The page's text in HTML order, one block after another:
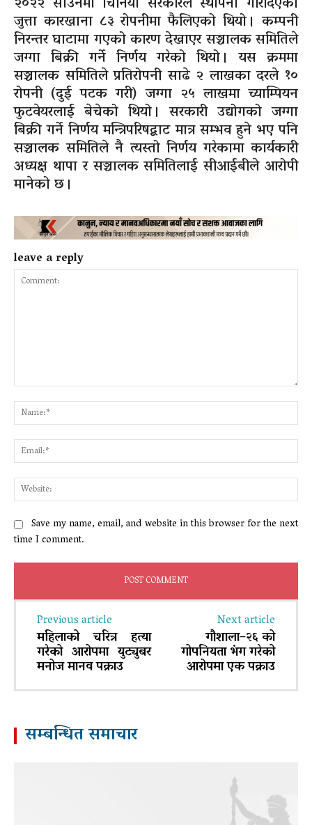
जुत्ता कारखाना ८३ रोपनीमा फैलिएको थियो । कम्पनी
निरन्तर घाटामा गएको कारण देखाएर सञ्चालक समितिले
जग्गा बिक्री गर्ने निर्णय गरेको थियो । यस क्रममा
सञ्चालक समितिले प्रतिरोपनी साढे २ लाखका दरले १०
रोपनी (दुई पटक गरी) जग्गा २५ लाखमा च्याम्पियन
फुटवेयरलाई बेचेको थियो । सरकारी उद्योगको जग्गा
बिक्री गर्ने निर्णय मन्त्रिपरिषद्बाट मात्र सम्भव हुने भए पनि
सञ्चालक समितिले नै त्यस्तो निर्णय गरेकामा कार्यकारी
अध्यक्ष थापा र सञ्चालक समितिलाई सीआईबीले आरोपी
मानेको छ ।
leave a reply
Save my name, email, and website in this browser for the next
time I comment.
Previous article
महिलाको चरित्र हत्या
गरेको आरोपमा युट्युबर
मनोज मानव पक्राउ
Next article
गौशाला–२६ को
गोपनियता भंग गरेको
आरोपमा एक पक्राउ
सम्बन्धित समाचार